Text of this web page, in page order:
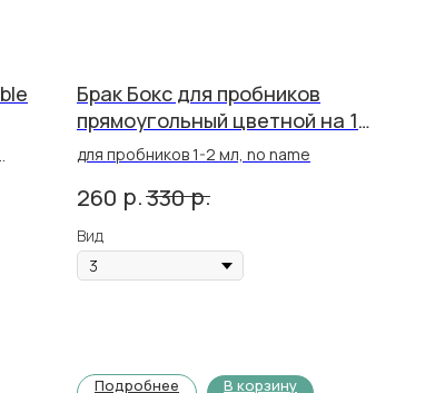
Брак Бокс для пробников
прямоугольный цветной на 15
шт
для пробников 1-2 мл, no name
260 р.330 р.
Вид
Подробнее В корзину